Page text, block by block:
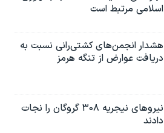
اسلامی مرتبط است
هشدار انجمن‌های کشتی‌رانی نسبت به
دریافت عوارض از تنگه هرمز
نیروهای نیجریه‌ ۳۰۸ گروگان را نجات
دادند